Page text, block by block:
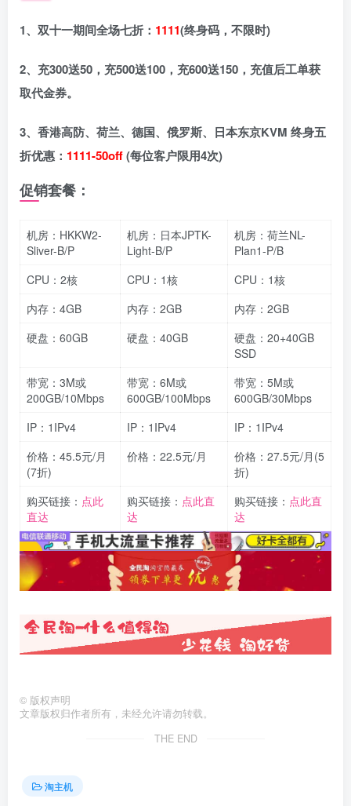
1、双十一期间全场七折： 1111(终身码，不限时)
2、充300送50，充500送100，充600送150，充值后工单获
取代金券。
3、香港高防、荷兰、德国、俄罗斯、日本东京KVM 终身五
折优惠： 1111-50off(每位客户限用4次)
促销套餐：
机房：HKKW2-
Sliver-B/P
机房：日本JPTK-
Light-B/P
机房：荷兰NL-
Plan1-P/B
CPU：2核
CPU：1核
CPU：1核
内存：4GB
内存：2GB
内存：2GB
硬盘：60GB
硬盘：40GB
硬盘：20+40GB
SSD
带宽：3M或
200GB/10Mbps
带宽：6M或
600GB/100Mbps
带宽：5M或
600GB/30Mbps
IP：1IPv4
IP：1IPv4
IP：1IPv4
价格：45.5元/月
(7折)
价格：22.5元/月
价格：27.5元/月(5
折)
购买链接： 点此
直达
购买链接： 点此直
达
购买链接： 点此直
达
© 版权声明
文章版权归作者所有，未经允许请勿转载。
THE END
淘主机